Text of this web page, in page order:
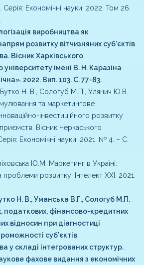
Економічні науки. 2022. Том 26.
виробництва як
розвитку вітчизняних суб’єктів
Вісник Харківського
університету імені В. Н. Каразіна
2022. Вип. 103. С. 77-83.
Н. В., Сологуб М.П., Улянич Ю.В.
та маркетингове
інвестиційного розвитку
Вісник Черкаського
Економічні науки. 2021. № 4. – С.
Ю.М. Маркетинг в Україні:
проблеми розвитку. Інтелект ХХІ. 2021.
Н. В., Уманська В.Г., Сологуб М.П.
податкових, фінансово-кредитних
відносин при діагностиці
суб’єктів
у складі інтегрованих структур.
фахове видання з економічних